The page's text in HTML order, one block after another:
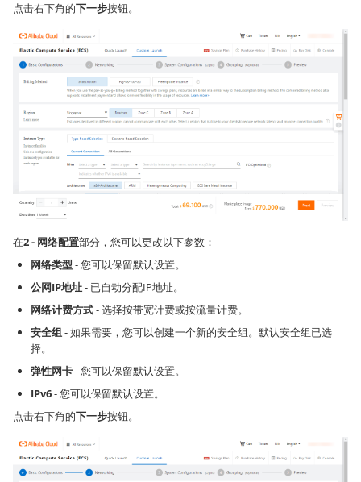
点击右下角的下一步按钮。
在2 - 网络配置部分，您可以更改以下参数：
网络类型 - 您可以保留默认设置。
公网IP地址- 已自动分配IP地址。
网络计费方式- 选择按带宽计费或按流量计费。
安全组 - 如果需要，您可以创建一个新的安全组。默认安全组已选
择。
弹性网卡- 您可以保留默认设置。
IPv6- 您可以保留默认设置。
点击右下角的下一步按钮。